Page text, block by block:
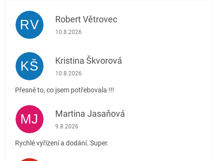
RV Robert Větrovec
Hodnocení obchodu je 5 z 5 hvězdiček.
10.8.2026
KŠ Kristina Škvorová
Hodnocení obchodu je 5 z 5 hvězdiček.
10.8.2026
Přesně to, co jsem potřebovala !!!
MJ Martina Jasaňová
Hodnocení obchodu je 5 z 5 hvězdiček.
9.8.2026
Rychlé vyřízení a dodání. Super.